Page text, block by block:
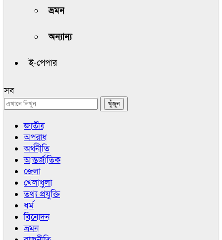
ভ্রমন
অন্যান্য
ই-পেপার
সব
জাতীয়
অপরাধ
অর্থনীতি
আন্তর্জাতিক
জেলা
খেলাধুলা
তথ্য প্রযুক্তি
ধর্ম
বিনোদন
ভ্রমন